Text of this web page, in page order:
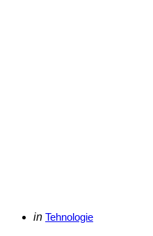
Categories
Posted
in Tehnologie